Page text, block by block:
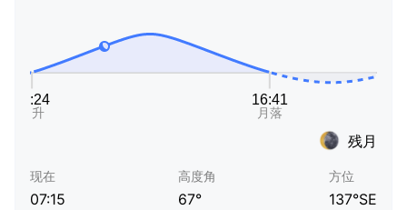
残月
现在
07:15
高度角
67°
方位
137°SE